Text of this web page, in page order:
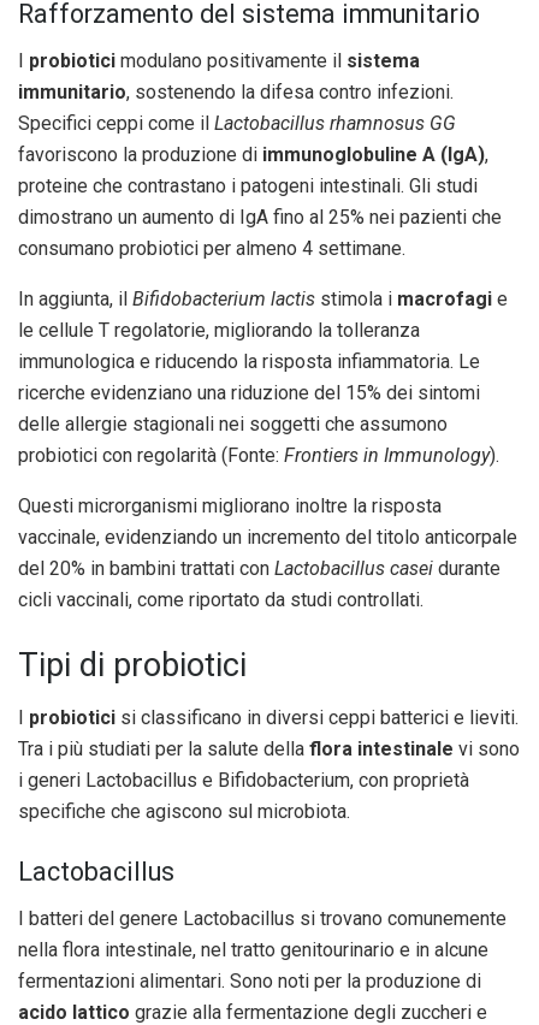
Rafforzamento del sistema immunitario
I probiotici modulano positivamente il sistema
immunitario, sostenendo la difesa contro infezioni.
Specifici ceppi come il Lactobacillus rhamnosus GG
favoriscono la produzione di immunoglobuline A (IgA),
proteine che contrastano i patogeni intestinali. Gli studi
dimostrano un aumento di IgA fino al 25% nei pazienti che
consumano probiotici per almeno 4 settimane.
In aggiunta, il Bifidobacterium lactis stimola i macrofagi e
le cellule T regolatorie, migliorando la tolleranza
immunologica e riducendo la risposta infiammatoria. Le
ricerche evidenziano una riduzione del 15% dei sintomi
delle allergie stagionali nei soggetti che assumono
probiotici con regolarità (Fonte: Frontiers in Immunology).
Questi microrganismi migliorano inoltre la risposta
vaccinale, evidenziando un incremento del titolo anticorpale
del 20% in bambini trattati con Lactobacillus casei durante
cicli vaccinali, come riportato da studi controllati.
Tipi di probiotici
probiotici si classificano in diversi ceppi batterici e lieviti.
Tra i più studiati per la salute della flora intestinale vi sono
i generi Lactobacillus e Bifidobacterium, con proprietà
specifiche che agiscono sul microbiota.
Lactobacillus
I batteri del genere Lactobacillus si trovano comunemente
nella flora intestinale, nel tratto genitourinario e in alcune
fermentazioni alimentari. Sono noti per la produzione di
acido lattico grazie alla fermentazione degli zuccheri e